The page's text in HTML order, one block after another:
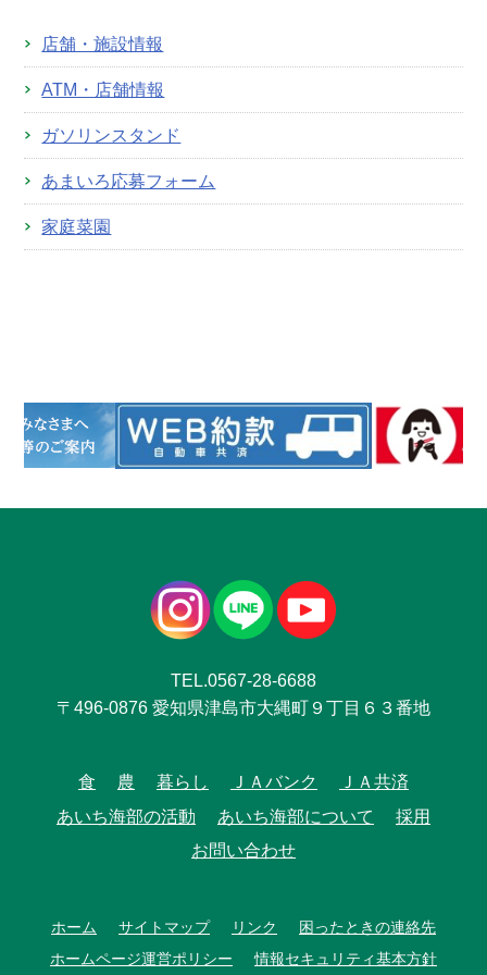
店舗・施設情報
ATM・店舗情報
ガソリンスタンド
あまいろ応募フォーム
家庭菜園
TEL.0567-28-6688
〒496-0876 愛知県津島市大縄町９丁目６３番地
食 農 暮らし ＪＡバンク
ＪＡ共済
あいち海部の活動
あいち海部について
採用
お問い合わせ
ホーム サイトマップ リンク
困ったときの連絡先
ホームページ運営ポリシー
情報セキュリティ基本方針